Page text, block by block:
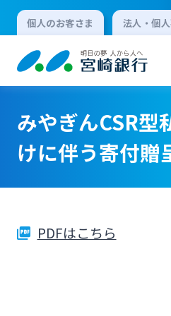
個人のお客さま 法人・個
個人向けインター
ログ
法人向けインター
みやぎんCSR型
けに伴う寄付贈
PDFはこちら